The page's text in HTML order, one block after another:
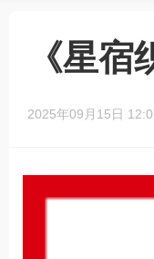
《星
2025年09月15日